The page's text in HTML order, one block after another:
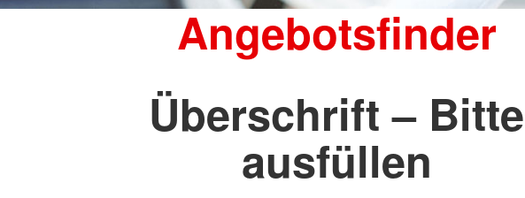
Angebotsfinder
Überschrift – Bitte
ausfüllen